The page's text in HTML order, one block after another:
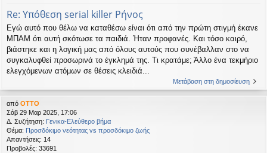
Re: Υπόθεση serial killer Ρήνος
Εγώ αυτό που θέλω να καταθέσω είναι ότι από την πρώτη στιγμή έκανε
ΜΠΑΜ ότι αυτή σκότωσε τα παιδιά. Ήταν προφανές. Και τόσο καιρό,
βιάστηκε και η λογική μας από όλους αυτούς που συνέβαλλαν στο να
συγκαλυφθεί προσωρινά το έγκλημά της. Τι κρατάμε; Άλλο ένα τεκμήριο
ελεγχόμενων ατόμων σε θέσεις κλειδιά...
Μετάβαση στη δημοσίευση
από OTTO
Σάβ 29 Μαρ 2025, 17:06
Δ. Συζήτηση: Γενικα-Ελεύθερο βήμα
Θέμα: Προσδόκιμο νεότητας vs προσδόκιμο ζωής
Απαντήσεις: 14
Προβολές: 33691